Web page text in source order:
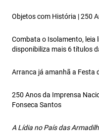
Objetos com História | 250
Combata o Isolamento, leia
disponibiliza mais 6 títulos
Arranca já amanhã a Festa
250 Anos da Imprensa
Fonseca Santos
A Lídia no País das